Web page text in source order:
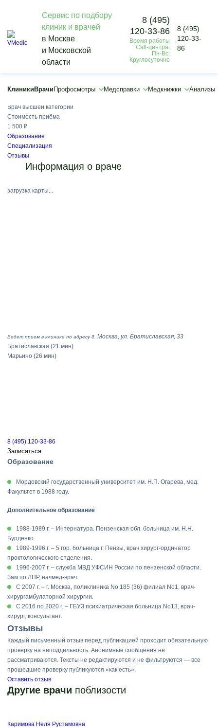
Сервис по подбору
клиник и врачей
в Москве
и Московской
области
8 (495)
120-33-86
Время работы
Call-центра:
Пн-Вс:
Круглосуточно
8 (495)
120-33-
86
Клиники Врачи Профосмотры Медсправки Медкнижки Анализы
Vmedic
Врачи
Кечуткин Алексей Андреевич
Хирург
Врач высшей категории
Стоимость приёма
1 500 ₽
Образование
Специализация
Отзывы
Информация о враче
загрузка карты...
Ведет прием в клинике по адресу г. Москва, ул. Братиславская, 33
Братиславская (21 мин)
Марьино (26 мин)
8 (495) 120-33-86
Записаться
Образование
Мордовский государственный университет им. Н.П. Огарева, мед.
Факультет в 1988 году.
Дополнительное образование
1988-1989 г. – Интернатура. Пензенская обл. больница им. Н.Н.
Бурденко.
1989-1996 г. – 5 гор. больница г. Пензы, врач хирург-ординатор
проктологического отделения.
1996-2007 г. – служба МВД УФСИН России по пензенской области.
Зам по ЛПР, начмед-врач.
С 2007 г. – г. Москва, поликлиника No 185 (36) филиал No1, врач-
хирургамбулаторной хирургии.
С 2016 по 2020 г. – ГБУЗ психиатрическая больница No13, врач-
хирург, консультант.
Отзывы
Каждый письменный отзыв перед публикацией проходит обязательную
проверку на неподдельность. Анонимные сообщения не
рассматриваются. Тексты не редактируются и не фильтруются — все
прошедшие проверку публикуются «как есть».
Оставить отзыв
Другие врачи поблизости
Каримова Неля Рустамовна